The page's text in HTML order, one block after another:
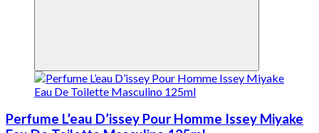
Perfume L’eau D’issey Pour Homme Issey Miyake